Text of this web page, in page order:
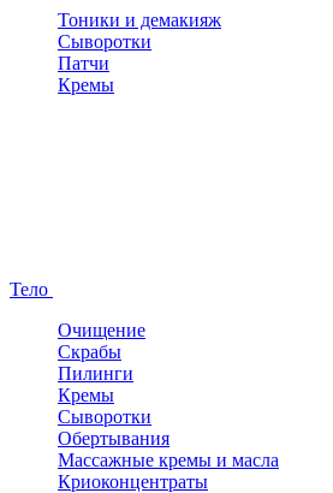
Тоники и демакияж
Сыворотки
Патчи
Кремы
Тело
Очищение
Скрабы
Пилинги
Кремы
Сыворотки
Обертывания
Массажные кремы и масла
Криоконцентраты